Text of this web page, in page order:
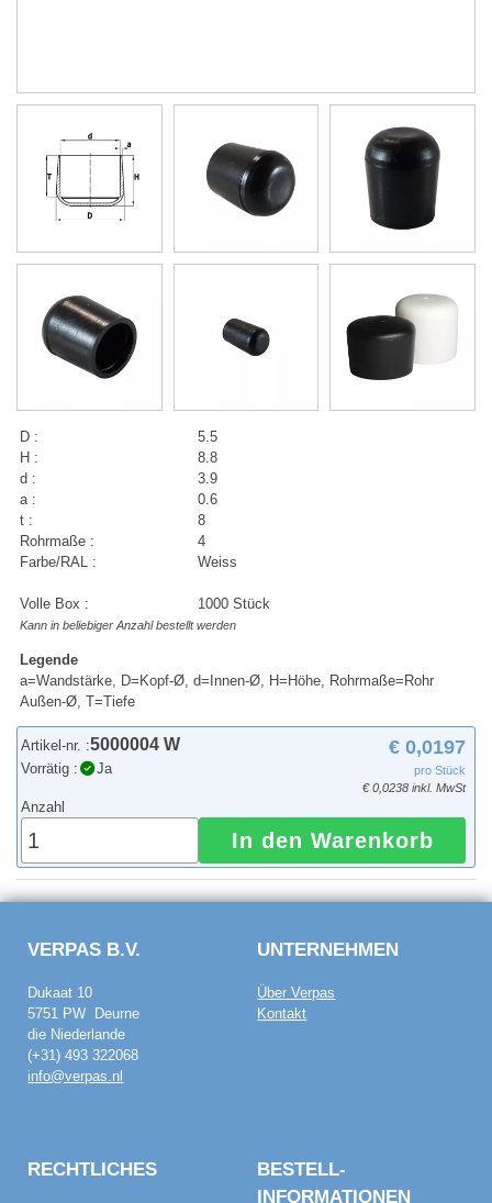
D :
5.5
H :
8.8
d :
3.9
a :
0.6
t :
8
Rohrmaße :
4
Farbe/RAL :
Weiss
Volle Box : 1000 Stück
Kann in beliebiger Anzahl bestellt werden
Legende
a=Wandstärke, D=Kopf-Ø, d=Innen-Ø, H=Höhe, Rohrmaße=Rohr
Außen-Ø, T=Tiefe
Artikel-nr. :5000004 W
Vorrätig : Ja
€ 0,0197
pro Stück
€ 0,0238 inkl. MwSt
Anzahl
In den Warenkorb
VERPAS B.V.
Dukaat 10
5751 PW Deurne
die Niederlande
(+31) 493 322068
info@verpas.nl
UNTERNEHMEN
Über Verpas
Kontakt
RECHTLICHES
BESTELL­
INFORMATIONEN